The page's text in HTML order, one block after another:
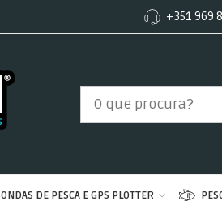
+351 969
DE PESCA E GPS PLOTTER